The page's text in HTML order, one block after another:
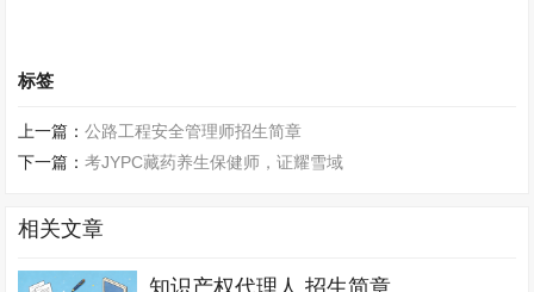
标签
上一篇：公路工程安全管理师招生简章
下一篇：考JYPC藏药养生保健师，证耀雪域
相关文章
知识产权代理人 招生简章